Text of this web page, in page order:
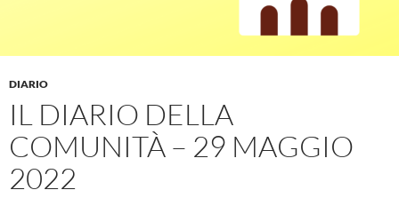
DIARIO
IL DIARIO DELLA
COMUNITÀ – 29 MAGGIO
2022